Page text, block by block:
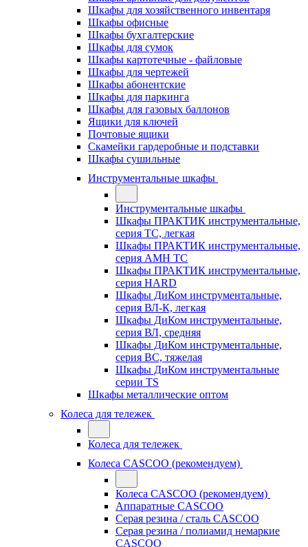
Шкафы для хозяйственного инвентаря
Шкафы офисные
Шкафы бухгалтерские
Шкафы для сумок
Шкафы картотечные - файловые
Шкафы для чертежей
Шкафы абонентские
Шкафы для паркинга
Шкафы для газовых баллонов
Ящики для ключей
Почтовые ящики
Скамейки гардеробные и подставки
Шкафы сушильные
Инструментальные шкафы
Инструментальные шкафы
Шкафы ПРАКТИК инструментальные,
серия ТC, легкая
Шкафы ПРАКТИК инструментальные,
серия AMH TC
Шкафы ПРАКТИК инструментальные,
серия HARD
Шкафы ДиКом инструментальные,
cерия ВЛ-К, легкая
Шкафы ДиКом инструментальные,
серия ВЛ, средняя
Шкафы ДиКом инструментальные,
серия ВС, тяжелая
Шкафы ДиКом инструментальные
серии TS
Шкафы металлические оптом
Колеса для тележек
Колеса для тележек
Колеса CASCOO (рекомендуем)
Колеса CASCOO (рекомендуем)
Аппаратные CASCOO
Серая резина / сталь CASCOO
Серая резина / полиамид немаркие
CASCOO